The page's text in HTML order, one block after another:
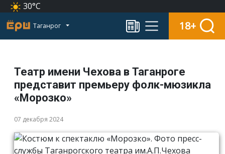
30°C
Таганрог 18+
Театр имени Чехова в Таганроге
представит премьеру фолк-мюзикла
«Морозко»
07 декабря 2024